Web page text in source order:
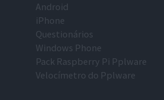
Android
iPhone
Questionários
Windows Phone
Pack Raspberry Pi Pplware
Velocímetro do Pplware